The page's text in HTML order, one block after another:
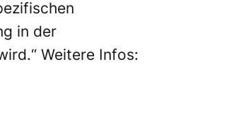
in der
Weitere Infos: